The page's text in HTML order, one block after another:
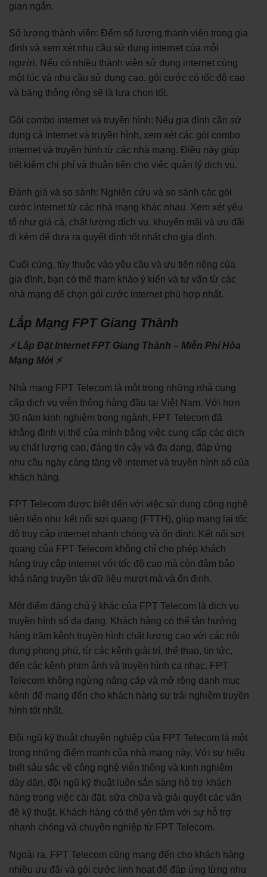
gian ngắn.
Số lượng thành viên: Đếm số lượng thành viên trong gia
đình và xem xét nhu cầu sử dụng internet của mỗi
người. Nếu có nhiều thành viên sử dụng internet cùng
một lúc và nhu cầu sử dụng cao, gói cước có tốc độ cao
và băng thông rộng sẽ là lựa chọn tốt.
Gói combo internet và truyền hình: Nếu gia đình cần sử
dụng cả internet và truyền hình, xem xét các gói combo
internet và truyền hình từ các nhà mạng. Điều này giúp
tiết kiệm chi phí và thuận tiện cho việc quản lý dịch vụ.
Đánh giá và so sánh: Nghiên cứu và so sánh các gói
cước internet từ các nhà mạng khác nhau. Xem xét yếu
tố như giá cả, chất lượng dịch vụ, khuyến mãi và ưu đãi
đi kèm để đưa ra quyết định tốt nhất cho gia đình.
Cuối cùng, tùy thuộc vào yêu cầu và ưu tiên riêng của
gia đình, bạn có thể tham khảo ý kiến và tư vấn từ các
nhà mạng để chọn gói cước internet phù hợp nhất.
Lắp Mạng FPT Giang Thành
⚡ Lắp Đặt Internet FPT Giang Thành – Miễn Phí Hòa
Mạng Mới ⚡
Nhà mạng FPT Telecom là một trong những nhà cung
cấp dịch vụ viễn thông hàng đầu tại Việt Nam. Với hơn
30 năm kinh nghiệm trong ngành, FPT Telecom đã
khẳng định vị thế của mình bằng việc cung cấp các dịch
vụ chất lượng cao, đáng tin cậy và đa dạng, đáp ứng
nhu cầu ngày càng tăng về internet và truyền hình số của
khách hàng.
FPT Telecom được biết đến với việc sử dụng công nghệ
tiên tiến như kết nối sợi quang (FTTH), giúp mang lại tốc
độ truy cập internet nhanh chóng và ổn định. Kết nối sợi
quang của FPT Telecom không chỉ cho phép khách
hàng truy cập internet với tốc độ cao mà còn đảm bảo
khả năng truyền tải dữ liệu mượt mà và ổn định.
Một điểm đáng chú ý khác của FPT Telecom là dịch vụ
truyền hình số đa dạng. Khách hàng có thể tận hưởng
hàng trăm kênh truyền hình chất lượng cao với các nội
dung phong phú, từ các kênh giải trí, thể thao, tin tức,
đến các kênh phim ảnh và truyền hình ca nhạc. FPT
Telecom không ngừng nâng cấp và mở rộng danh mục
kênh để mang đến cho khách hàng sự trải nghiệm truyền
hình tốt nhất.
Đội ngũ kỹ thuật chuyên nghiệp của FPT Telecom là một
trong những điểm mạnh của nhà mạng này. Với sự hiểu
biết sâu sắc về công nghệ viễn thông và kinh nghiệm
dày dặn, đội ngũ kỹ thuật luôn sẵn sàng hỗ trợ khách
hàng trong việc cài đặt, sửa chữa và giải quyết các vấn
đề kỹ thuật. Khách hàng có thể yên tâm với sự hỗ trợ
nhanh chóng và chuyên nghiệp từ FPT Telecom.
Ngoài ra, FPT Telecom cũng mang đến cho khách hàng
nhiều ưu đãi và gói cước linh hoạt để đáp ứng từng nhu